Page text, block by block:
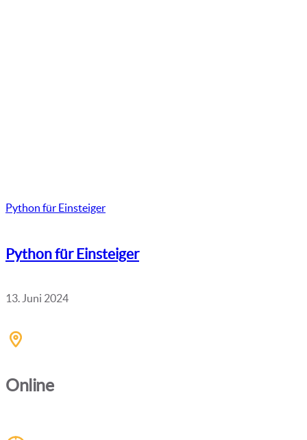
Python für Einsteiger
Python für Einsteiger
13. Juni 2024
Online